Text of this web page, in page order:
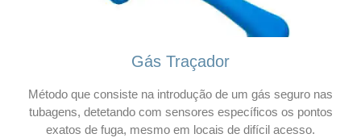
Gás Traçador
Método que consiste na introdução de um gás seguro nas
tubagens, detetando com sensores específicos os pontos
exatos de fuga, mesmo em locais de difícil acesso.